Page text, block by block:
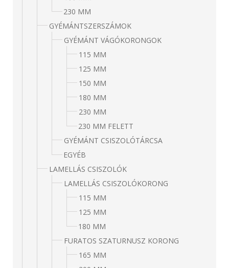
230 MM
GYÉMÁNTSZERSZÁMOK
GYÉMÁNT VÁGÓKORONGOK
115 MM
125 MM
150 MM
180 MM
230 MM
230 MM FELETT
GYÉMÁNT CSISZOLÓTÁRCSA
EGYÉB
LAMELLÁS CSISZOLÓK
LAMELLÁS CSISZOLÓKORONG
115 MM
125 MM
180 MM
FURATOS SZATURNUSZ KORONG
165 MM